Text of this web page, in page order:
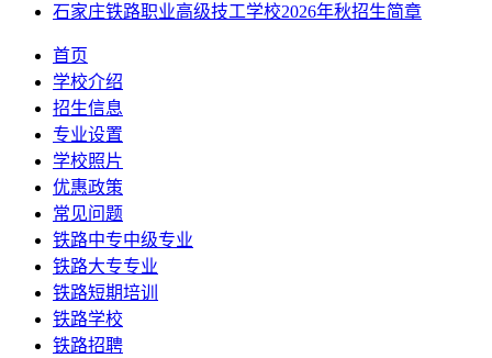
石家庄铁路职业高级技工学校2026年秋招生简章
首页
学校介绍
招生信息
专业设置
学校照片
优惠政策
常见问题
铁路中专中级专业
铁路大专专业
铁路短期培训
铁路学校
铁路招聘